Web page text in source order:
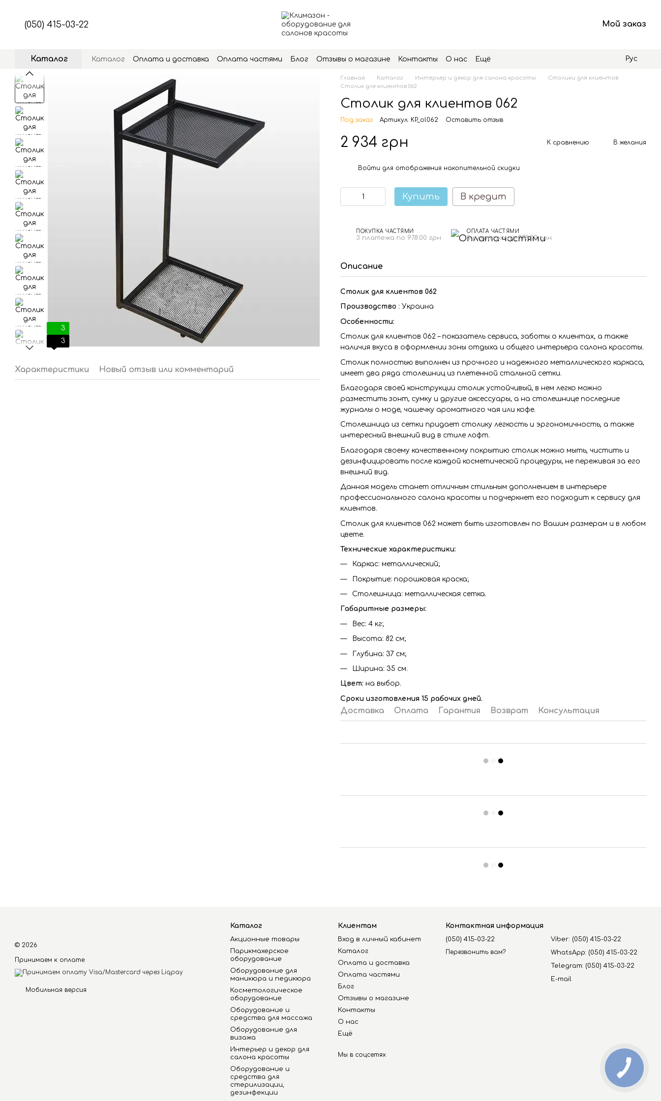
(050) 415-03-22 Мой заказ
Каталог Каталог Оплата и доставка Оплата частями Блог Отзывы о магазине Контакты О нас Ещё Рус
3
3
Характеристики Новый отзыв или комментарий
Главная Каталог Интерьер и декор для салона красоты
Столики для клиентов
Столик для клиентов 062
Столик для клиентов 062
Под заказ Артикул: KP_ol062 Оставить отзыв
2 934 грн К сравнению В желания
Войти для отображения накопительной скидки
Купить В кредит
ПОКУПКА ЧАСТЯМИ
3 платежа по 978.00 грн
ОПЛАТА ЧАСТЯМИ
3 платежа по 978.00 грн
Описание
Столик для клиентов 062
Производство : Украина
Особенности:
Столик для клиентов 062 – показатель сервиса, заботы о клиентах, а также
наличия вкуса в оформлении зоны отдыха и общего интерьера салона красоты.
Столик полностью выполнен из прочного и надежного металлического каркаса,
имеет два ряда столешниц из плетенной стальной сетки.
Благодаря своей конструкции столик устойчивый, в нем легко можно
разместить зонт, сумку и другие аксессуары, а на столешнице последние
журналы о моде, чашечку ароматного чая или кофе.
Столешница из сетки придает столику легкость и эргономичность, а также
интересный внешний вид в стиле лофт.
Благодаря своему качественному покрытию столик можно мыть, чистить и
дезинфицировать после каждой косметической процедуры, не переживая за его
внешний вид.
Данная модель станет отличным стильным дополнением в интерьере
профессионального салона красоты и подчеркнет его подходит к сервису для
клиентов.
Столик для клиентов 062 может быть изготовлен по Вашим размерам и в любом
цвете.
Технические характеристики:
Каркас: металлический;
Покрытие: порошковая краска;
Столешница: металлическая сетка.
Габаритные размеры:
Вес: 4 кг;
Высота: 82 см;
Глубина: 37 см;
Ширина: 35 см.
Цвет: на выбор.
Сроки изготовления 15 рабочих дней.
Доставка Оплата Гарантия Возврат Консультация
© 2026
Принимаем к оплате
Мобильная версия
Каталог
Акционные товары
Парикмахерское
оборудование
Оборудование для
маникюра и педикюра
Косметологическое
оборудование
Оборудование и
средства для массажа
Оборудование для
визажа
Интерьер и декор для
салона красоты
Оборудование и
средства для
стерилизации,
дезинфекции
Клиентам
Вход в личный кабинет
Каталог
Оплата и доставка
Оплата частями
Блог
Отзывы о магазине
Контакты
О нас
Ещё
Мы в соцсетях
Контактная информация
(050) 415-03-22
Перезвонить вам?
Viber: (050) 415-03-22
WhatsApp: (050) 415-03-22
Telegram: (050) 415-03-22
E-mail